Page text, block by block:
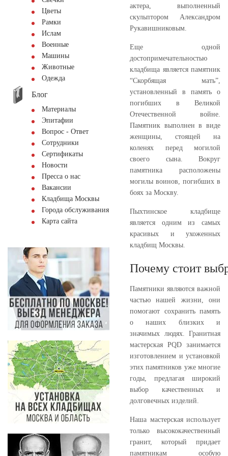
Цветы
Рамки
Ислам
Военные
Машины
Животные
Одежда
Блог
Материалы
Эпитафии
Вопрос - Ответ
Сотрудники
Сертификаты
Новости
Пресса о нас
Вакансии
Кладбища Москвы
Города обслуживания
Карта сайта
актера, выполненный
скульптором Александром
Рукавишниковым.
Еще одной
достопримечательностью
кладбища является памятник
“Скорбящая мать”,
установленный в память о
погибших в Великой
Отечественной войне.
Памятник выполнен в виде
женщины, стоящей на
коленях перед могилой
своего сына. Вокруг
памятника расположены
могилы воинов, погибших в
боях за Москву.
Пыхтинское кладбище
является одним из самых
красивых и ухоженных
кладбищ Москвы.
Почему стоит
Памятники являются важной
частью нашей жизни, они
помогают сохранить память
о наших близких и
значимых людях. Гранитная
мастерская PQD занимается
изготовлением и установкой
этих памятников уже многие
годы, предлагая широкий
выбор качественных и
долговечных изделий.
Наша мастерская использует
только высококачественный
гранит, который придает
памятникам особую